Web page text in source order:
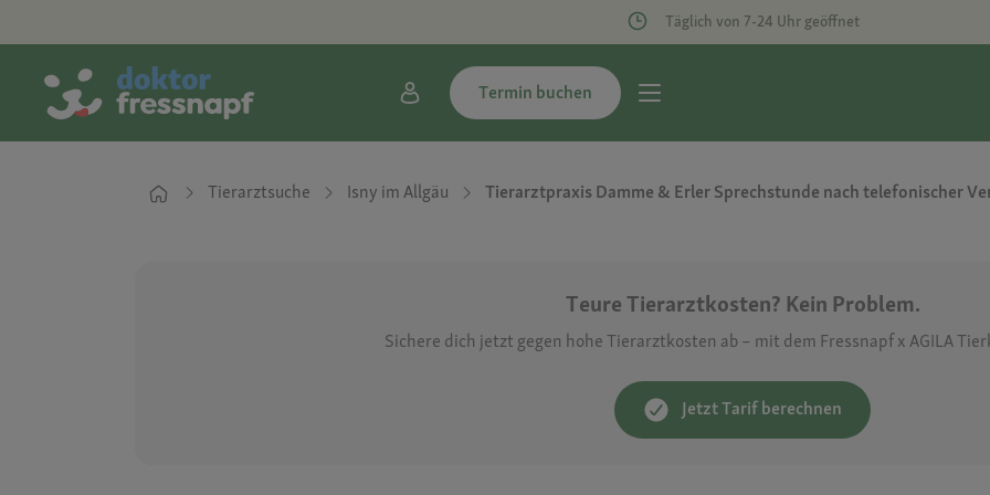
Täglich von 7-24 Uhr geöffnet
Termin buchen
Tierarztsuche Isny im Allgäu Tierarztpraxis Damme & Erler Sprechstunde nach telefonischer
Teure Tierarztkosten? Kein Problem.
Sichere dich jetzt gegen hohe Tierarztkosten ab – mit dem Fressnapf x AGILA
Jetzt Tarif berechnen